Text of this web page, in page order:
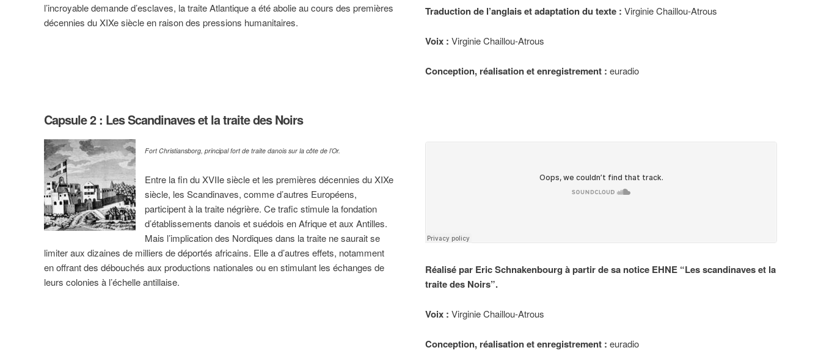
l’incroyable demande d’esclaves, la traite Atlantique a été abolie au cours des premières
décennies du XIXe siècle en raison des pressions humanitaires.
Traduction de l’anglais et adaptation du texte : Virginie Chaillou-Atrous
Voix : Virginie Chaillou-Atrous
Conception, réalisation et enregistrement : euradio
Capsule 2 : Les Scandinaves et la traite des Noirs
Fort Christiansborg, principal fort de traite danois sur la côte de l’Or.
Entre la fin du XVIIe siècle et les premières décennies du XIXe
siècle, les Scandinaves, comme d’autres Européens,
participent à la traite négrière. Ce trafic stimule la fondation
d’établissements danois et suédois en Afrique et aux Antilles.
Mais l’implication des Nordiques dans la traite ne saurait se
limiter aux dizaines de milliers de déportés africains. Elle a d’autres effets, notamment
en offrant des débouchés aux productions nationales ou en stimulant les échanges de
leurs colonies à l’échelle antillaise.
Réalisé par Eric Schnakenbourg à partir de sa notice EHNE “Les scandinaves et la
traite des Noirs”.
Voix : Virginie Chaillou-Atrous
Conception, réalisation et enregistrement : euradio